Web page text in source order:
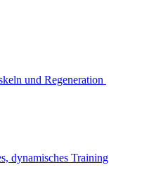
und Regeneration
dynamisches Training